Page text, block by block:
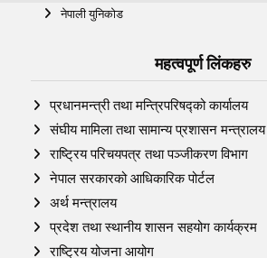
नेपाली युनिकोड
महत्वपूर्ण लिंकहरु
प्रधानमन्त्री तथा मन्त्रिपरिषद्को कार्यालय
संघीय मामिला तथा सामान्य प्रशासन मन्त्रालय
राष्ट्रिय परिचयपत्र तथा पञ्‍जीकरण विभाग
नेपाल सरकारको आधिकारिक पोर्टल
अर्थ मन्त्रालय
प्रदेश तथा स्थानीय शासन सहयोग कार्यक्रम
राष्ट्रिय योजना आयोग